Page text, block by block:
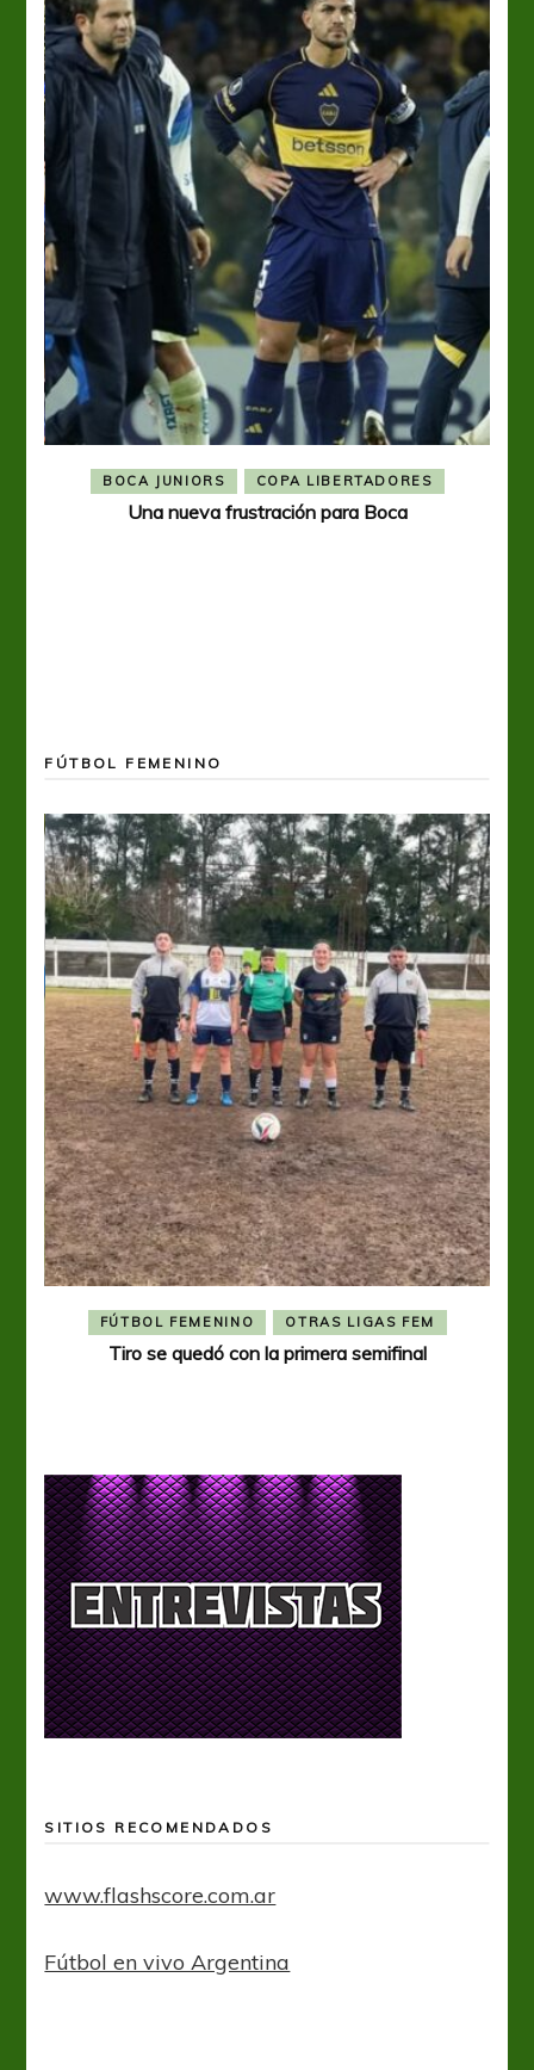
BOCA JUNIORS COPA LIBERTADORES
Una nueva frustración para Boca
FÚTBOL FEMENINO
FÚTBOL FEMENINO OTRAS LIGAS FEM
Tiro se quedó con la primera semifinal
SITIOS RECOMENDADOS
www.flashscore.com.ar
Fútbol en vivo Argentina